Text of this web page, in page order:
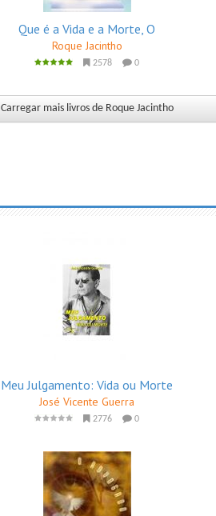
Que é a Vida e a Morte, O
Roque Jacintho
2578 0
Carregar mais livros de Roque Jacintho
Meu Julgamento: Vida ou Morte
José Vicente Guerra
2776 0